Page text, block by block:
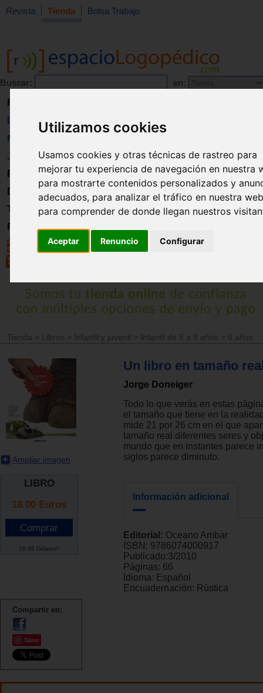
Utilizamos cookies
Usamos cookies y otras técnicas de rastreo para
mejorar tu experiencia de navegación en nuestra
para mostrarte contenidos personalizados y
adecuados, para analizar el tráfico en nuestra
para comprender de donde llegan nuestros
Aceptar Renuncio Configurar
Revista Tienda Bolsa Trabajo
Buscar: en:
Revista
Libros
Material
Juguetes
Formación
Directorio
Trabajo
Registro
Tienda > Libros > Infantil y juvenil > Infantil de 5 a 8 años > 6 años
Ampliar imagen
LIBRO
18.00 Euros
19.95 Dólares*
Compartir en:
Save
Un libro en tamaño
Jorge Doneiger
Todo lo que verás en estas
el tamaño que tiene en la
mide 21 por 26 cm en el que
tamaño real diferentes seres y
mundo que en instantes parece
siglos parece diminuto.
Información adicional
Editorial: Oceano Ambar
ISBN: 9786074000917
Publicado:3/2010
Páginas: 66
Idioma: Español
Encuadernación: Rústica